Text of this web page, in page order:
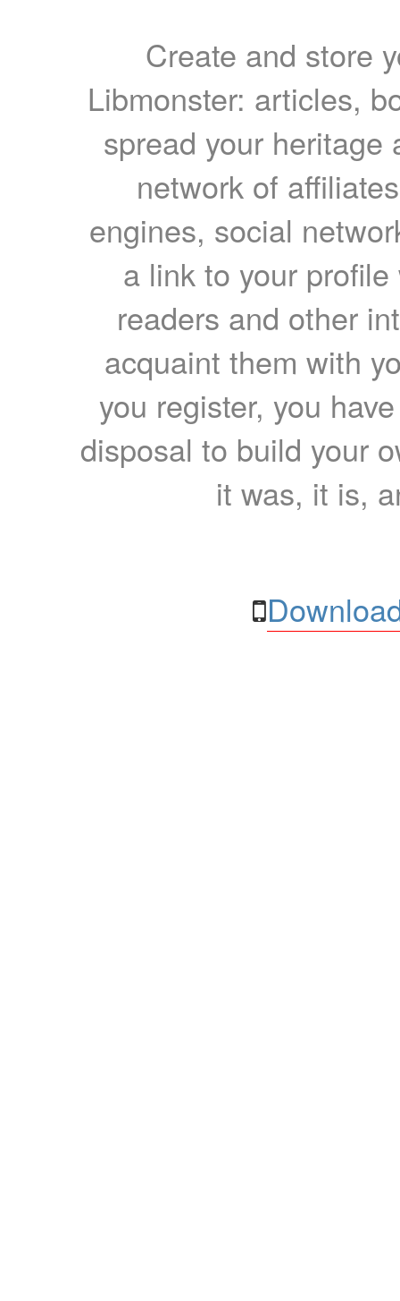
Create and store
Libmonster: articles,
spread your heritage
network of
engines, social
a link to your
readers and other
acquaint them with
you register, you
disposal to build your
it was, it is,